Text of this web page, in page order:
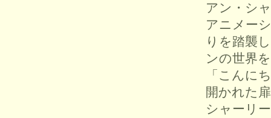
アン・シ
アニメー
りを踏襲
ンの世界
「こんに
開かれた
シャーリ